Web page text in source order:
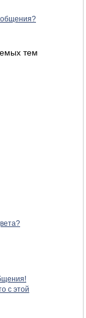
тем
с этой